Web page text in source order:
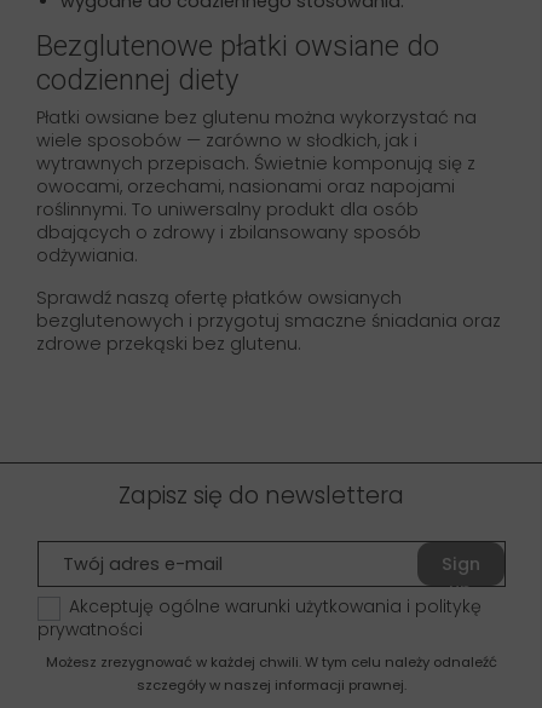
Bezglutenowe płatki owsiane do
codziennej diety
Płatki owsiane bez glutenu można wykorzystać na
wiele sposobów — zarówno w słodkich, jak i
wytrawnych przepisach. Świetnie komponują się z
owocami, orzechami, nasionami oraz napojami
roślinnymi. To uniwersalny produkt dla osób
dbających o zdrowy i zbilansowany sposób
odżywiania.
Sprawdź naszą ofertę płatków owsianych
bezglutenowych i przygotuj smaczne śniadania oraz
zdrowe przekąski bez glutenu.
Zapisz się do newslettera
Sign
up
Akceptuję ogólne warunki użytkowania i politykę
prywatności
Możesz zrezygnować w każdej chwili. W tym celu należy odnaleźć
szczegóły w naszej informacji prawnej.